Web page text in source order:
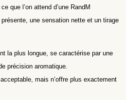
que l’on attend d’une RandM
une sensation nette et un tirage
la plus longue, se caractérise par une
précision aromatique.
mais n’offre plus exactement